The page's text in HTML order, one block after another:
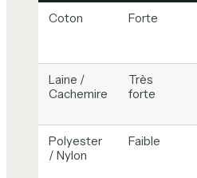
Coton Forte
Laine /
Cachemire
Très
forte
Polyester
/ Nylon
Faible